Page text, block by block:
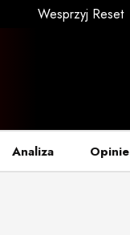
Wesprzyj Reset
Analiza Opinie